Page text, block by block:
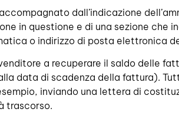
dall’indicazione
in questione e di una sezione
o indirizzo di posta elettronica
a recuperare il saldo delle
data di scadenza della fattura).
inviando una lettera di
trascorso.